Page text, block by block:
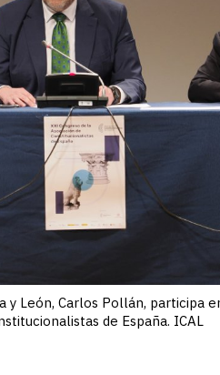
y León, Carlos Pollán, participa
de España. ICAL